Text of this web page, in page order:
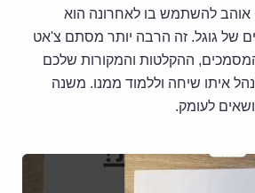
אוהב להשתמש בו לאחרונה הוא
של גוגל. זה הרבה יותר מסתם צ'אט
ההקלטות והמקורות שלכם
איתו שיחה וללמוד ממנו. משנה
לעומק.